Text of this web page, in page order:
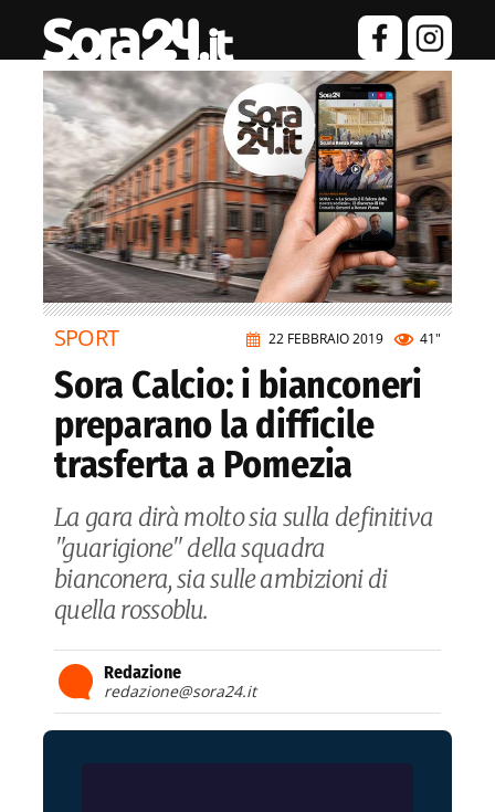
22 FEBBRAIO 2019 41"
SPORT
Sora Calcio: i bianconeri
preparano la difficile
trasferta a Pomezia
La gara dirà molto sia sulla definitiva
"guarigione" della squadra
bianconera, sia sulle ambizioni di
quella rossoblu.
Redazione
redazione@sora24.it